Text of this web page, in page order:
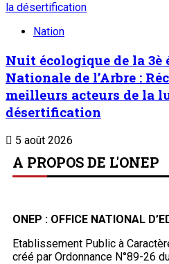
la désertification
Nation
Nuit écologique de la
Nationale de l’Arbre :
meilleurs acteurs de la
désertification
5 août 2026
A PROPOS DE L'ONEP
ONEP : OFFICE NATIONAL
Etablissement Public à
créé par Ordonnance N°89-26